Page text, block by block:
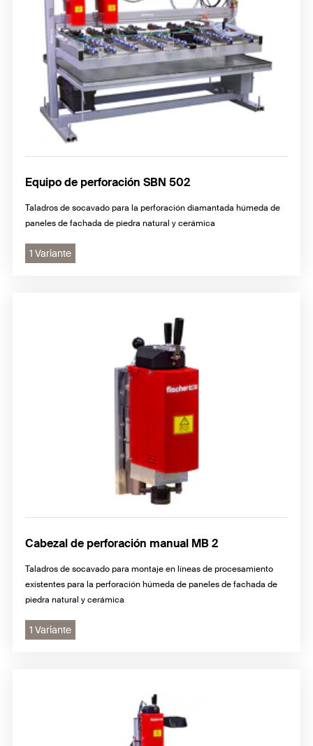
Equipo de perforación SBN 502
Taladros de socavado para la perforación diamantada húmeda de
paneles de fachada de piedra natural y cerámica
1 Variante
Cabezal de perforación manual MB 2
Taladros de socavado para montaje en líneas de procesamiento
existentes para la perforación húmeda de paneles de fachada de
piedra natural y cerámica
1 Variante